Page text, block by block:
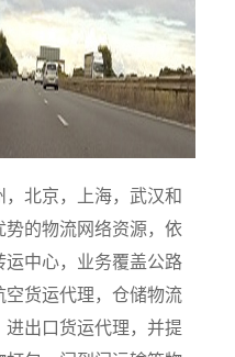
北京，上海，武汉和
的物流网络资源，依
运中心，业务覆盖公路
货运代理，仓储物流
出口货运代理，并提